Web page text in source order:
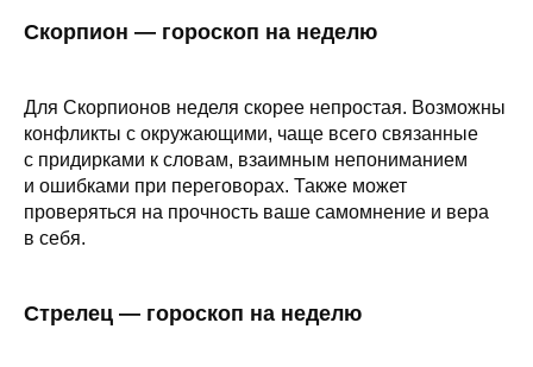
Скорпион — гороскоп на неделю
Для Скорпионов неделя скорее непростая. Возможны
конфликты с окружающими, чаще всего связанные
с придирками к словам, взаимным непониманием
и ошибками при переговорах. Также может
проверяться на прочность ваше самомнение и вера
в себя.
Стрелец — гороскоп на неделю